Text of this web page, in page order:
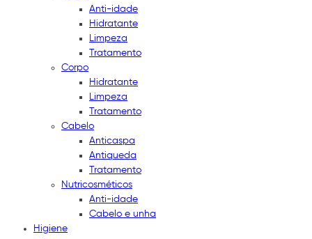
Anti-idade
Hidratante
Limpeza
Tratamento
Corpo
Hidratante
Limpeza
Tratamento
Cabelo
Anticaspa
Antiqueda
Tratamento
Nutricosméticos
Anti-idade
Cabelo e unha
Higiene